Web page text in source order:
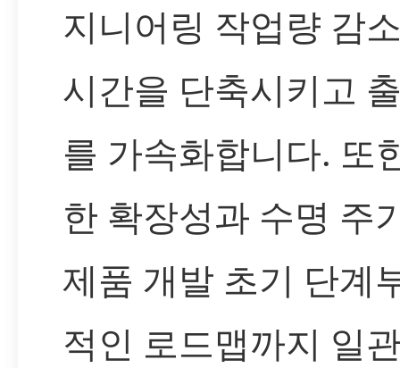
지니어링 작업량 감
시간을 단축시키고
를 가속화합니다. 또
한 확장성과 수명 주
제품 개발 초기 단계
적인 로드맵까지 일